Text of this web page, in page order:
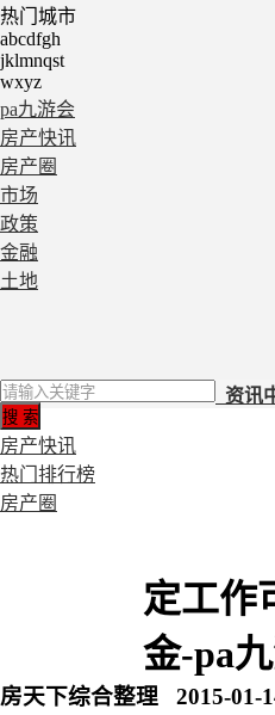
热门城市
abcdfgh
jklmnqst
wxyz
pa九游会
房产快讯
房产圈
市场
政策
金融
土地
房产快讯
热门排行榜
房产圈
资讯
定工作
金-pa
房天下综合整理 2015-01-